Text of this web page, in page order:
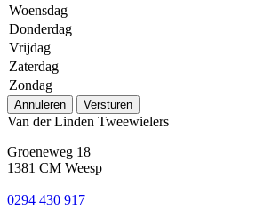
Woensdag
Donderdag
Vrijdag
Zaterdag
Zondag
Annuleren Versturen
Van der Linden Tweewielers
Groeneweg 18
1381 CM Weesp
0294 430 917